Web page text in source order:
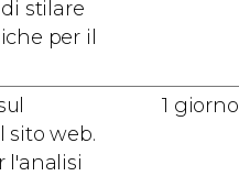
stilare
per il
sito web.
l'analisi
1 giorno